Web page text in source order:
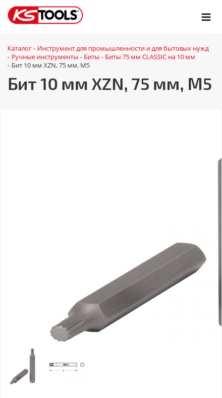
Каталог - Инструмент для промышленности и для бытовых нужд
- Ручные инструменты - Биты - Биты 75 мм CLASSIC на 10 мм
- Бит 10 мм XZN, 75 мм, М5
Бит 10 мм XZN, 75 мм, М5